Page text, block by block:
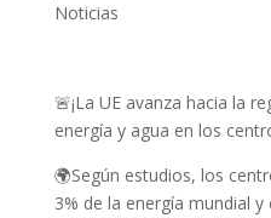
Noticias
🚨¡La UE avanza hacia la
energía y agua en los
🌍Según estudios, los
3% de la energía mundial